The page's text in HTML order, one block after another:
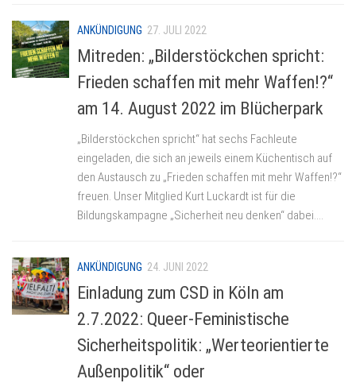
ANKÜNDIGUNG 27. JULI 2022
Mitreden: „Bilderstöckchen spricht:
Frieden schaffen mit mehr Waffen!?“
am 14. August 2022 im Blücherpark
„Bilderstöckchen spricht“ hat sechs Fachleute
eingeladen, die sich an jeweils einem Küchentisch auf
den Austausch zu „Frieden schaffen mit mehr Waffen!?“
freuen. Unser Mitglied Kurt Luckardt ist für die
Bildungskampagne „Sicherheit neu denken“ dabei....
ANKÜNDIGUNG 24. JUNI 2022
Einladung zum CSD in Köln am
2.7.2022: Queer-Feministische
Sicherheitspolitik: „Werteorientierte
Außenpolitik“ oder